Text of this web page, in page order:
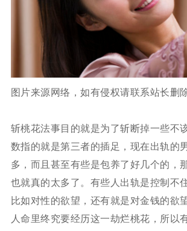
图片来源网络，如有侵权请联系站长删
斩桃花法事目的就是为了斩断掉一些不
数指的就是第三者的插足，现在出轨的
多，而且甚至有些是包养了好几个的，
也就真的太多了。有些人出轨是控制不
比如对性的欲望，还有就是对金钱的欲
人命里终究要经历这一劫烂桃花，所以